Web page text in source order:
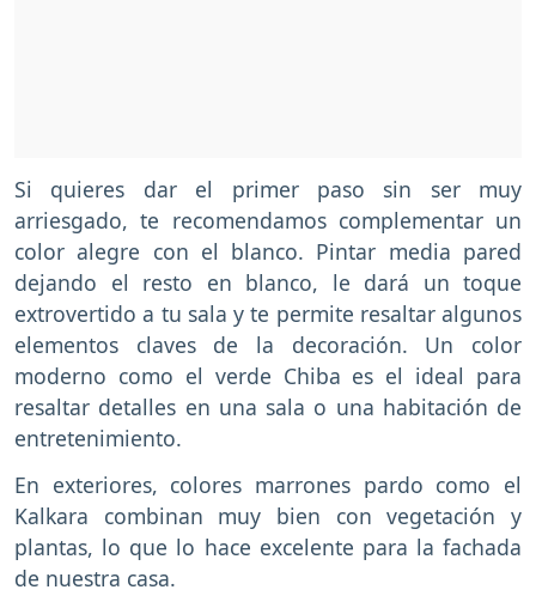
Si quieres dar el primer paso sin ser muy
arriesgado, te recomendamos complementar un
color alegre con el blanco. Pintar media pared
dejando el resto en blanco, le dará un toque
extrovertido a tu sala y te permite resaltar algunos
elementos claves de la decoración. Un color
moderno como el verde Chiba es el ideal para
resaltar detalles en una sala o una habitación de
entretenimiento.
En exteriores, colores marrones pardo como el
Kalkara combinan muy bien con vegetación y
plantas, lo que lo hace excelente para la fachada
de nuestra casa.